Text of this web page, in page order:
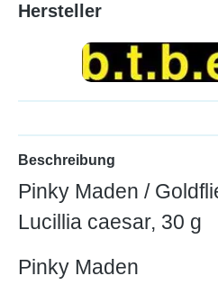
Hersteller
Beschreibung
Pinky Maden /
Lucillia caesar, 30 g
Pinky Maden